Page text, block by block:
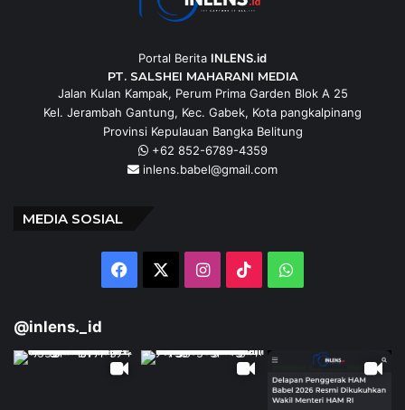
Portal Berita INLENS.id
PT. SALSHEI MAHARANI MEDIA
Jalan Kulan Kampak, Perum Prima Garden Blok A 25
Kel. Jerambah Gantung, Kec. Gabek, Kota pangkalpinang
Provinsi Kepulauan Bangka Belitung
+62 852-6789-4359
inlens.babel@gmail.com
MEDIA SOSIAL
Facebook Instagram
TikTokWhatsApp
@inlens._id